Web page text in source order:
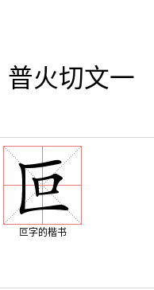
普火切文
叵字的楷书